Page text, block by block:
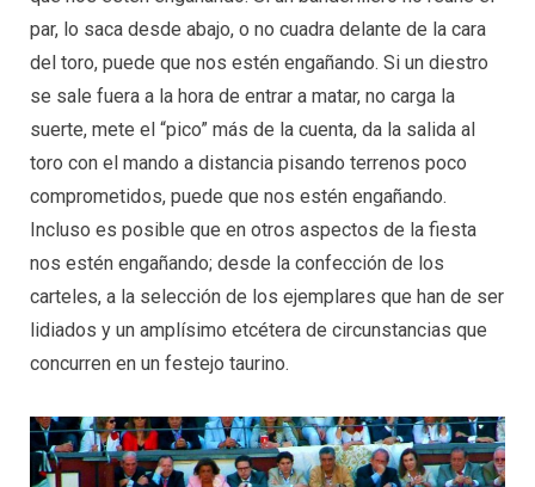
par, lo saca desde abajo, o no cuadra delante de la cara
del toro, puede que nos estén engañando. Si un diestro
se sale fuera a la hora de entrar a matar, no carga la
suerte, mete el “pico” más de la cuenta, da la salida al
toro con el mando a distancia pisando terrenos poco
comprometidos, puede que nos estén engañando.
Incluso es posible que en otros aspectos de la fiesta
nos estén engañando; desde la confección de los
carteles, a la selección de los ejemplares que han de ser
lidiados y un amplísimo etcétera de circunstancias que
concurren en un festejo taurino.